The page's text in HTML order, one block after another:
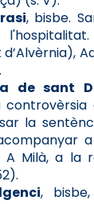
, bisbe.
de sant
la
A Milà, a la
,